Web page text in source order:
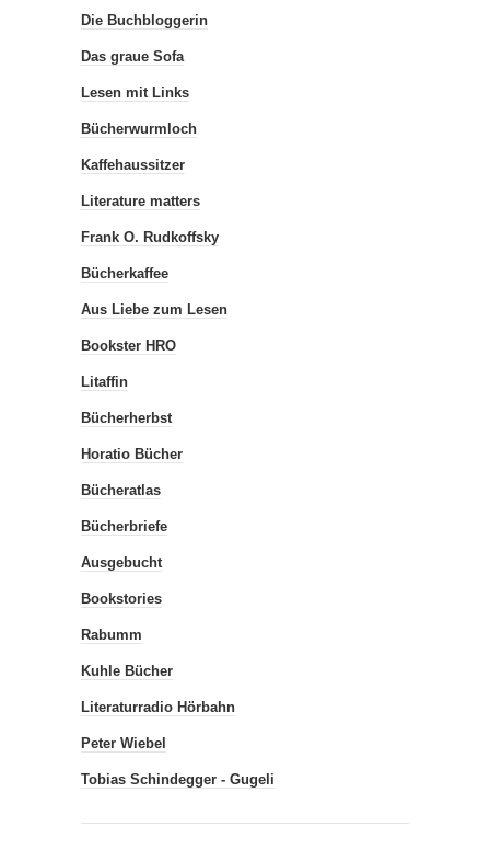
Die Buchbloggerin
Das graue Sofa
Lesen mit Links
Bücherwurmloch
Kaffehaussitzer
Literature matters
Frank O. Rudkoffsky
Bücherkaffee
Aus Liebe zum Lesen
Bookster HRO
Litaffin
Bücherherbst
Horatio Bücher
Bücheratlas
Bücherbriefe
Ausgebucht
Bookstories
Rabumm
Kuhle Bücher
Literaturradio Hörbahn
Peter Wiebel
Tobias Schindegger - Gugeli